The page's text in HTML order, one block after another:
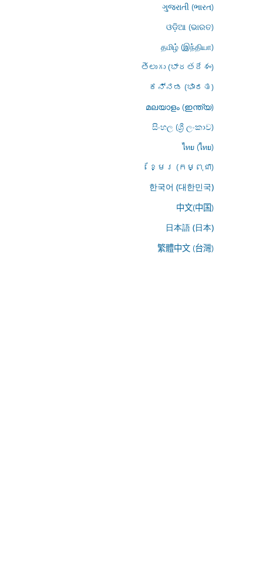
ગુજરાતી (ભારત)
ଓଡ଼ିଆ (ଭାରତ)
தமிழ் (இந்தியா)
తెలుగు (భారతదేశం)
ಕನ್ನಡ (ಭಾರತ)
മലയാളം (ഇന്ത്യ)
සිංහල (ශ්‍රී ලංකාව)
ไทย (ไทย)
ខ្មែរ (កម្ពុជា)
한국어 (대한민국)
中文(中国)
日本語 (日本)
繁體中文 (台灣)